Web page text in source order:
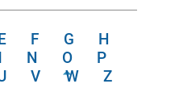
F G
H
N O
P
V W Z